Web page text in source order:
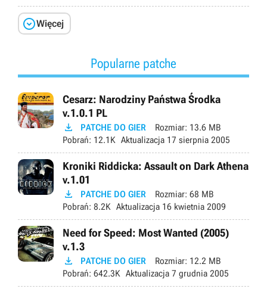
Więcej
Popularne patche
Cesarz: Narodziny Państwa Środka
v.1.0.1 PL
 PATCHE DO GIER Rozmiar: 13.6 MB
Pobrań: 12.1K Aktualizacja 17 sierpnia 2005
Kroniki Riddicka: Assault on Dark Athena
v.1.01
 PATCHE DO GIER Rozmiar: 68 MB
Pobrań: 8.2K Aktualizacja 16 kwietnia 2009
Need for Speed: Most Wanted (2005)
v.1.3
 PATCHE DO GIER Rozmiar: 12.2 MB
Pobrań: 642.3K Aktualizacja 7 grudnia 2005